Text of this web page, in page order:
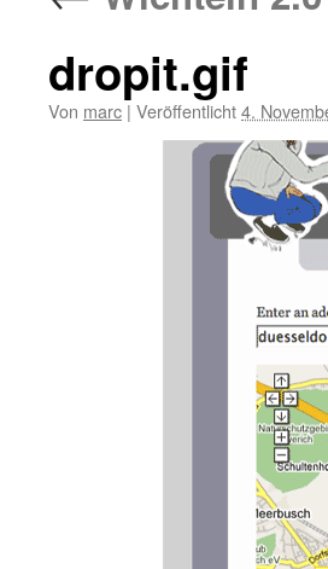
dropit.gif
Von marc | Veröffentlicht4.